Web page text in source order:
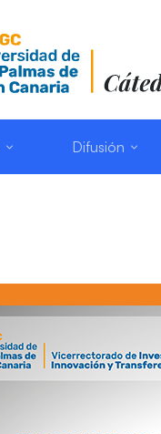
Difusión